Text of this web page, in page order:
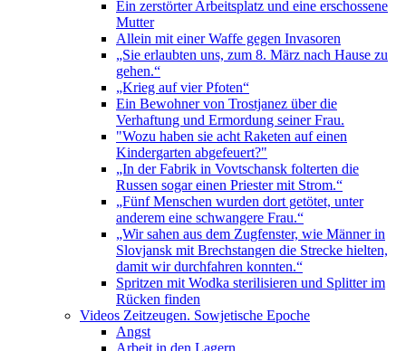
Ein zerstörter Arbeitsplatz und eine erschossene
Mutter
Allein mit einer Waffe gegen Invasoren
„Sie erlaubten uns, zum 8. März nach Hause zu
gehen.“
„Krieg auf vier Pfoten“
Ein Bewohner von Trostjanez über die
Verhaftung und Ermordung seiner Frau.
"Wozu haben sie acht Raketen auf einen
Kindergarten abgefeuert?"
„In der Fabrik in Vovtschansk folterten die
Russen sogar einen Priester mit Strom.“
„Fünf Menschen wurden dort getötet, unter
anderem eine schwangere Frau.“
„Wir sahen aus dem Zugfenster, wie Männer in
Slovjansk mit Brechstangen die Strecke hielten,
damit wir durchfahren konnten.“
Spritzen mit Wodka sterilisieren und Splitter im
Rücken finden
Videos Zeitzeugen. Sowjetische Epoche
Angst
Arbeit in den Lagern